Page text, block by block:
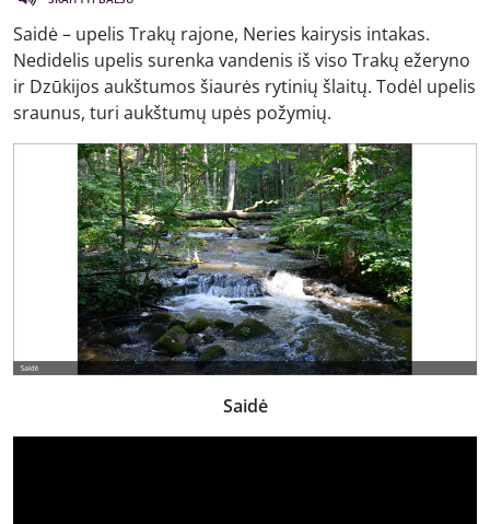
Saidė – upelis Trakų rajone, Neries kairysis intakas.
Nedidelis upelis surenka vandenis iš viso Trakų ežeryno
ir Dzūkijos aukštumos šiaurės rytinių šlaitų. Todėl upelis
sraunus, turi aukštumų upės požymių.
Saidė